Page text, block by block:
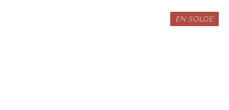
EN SOLDE